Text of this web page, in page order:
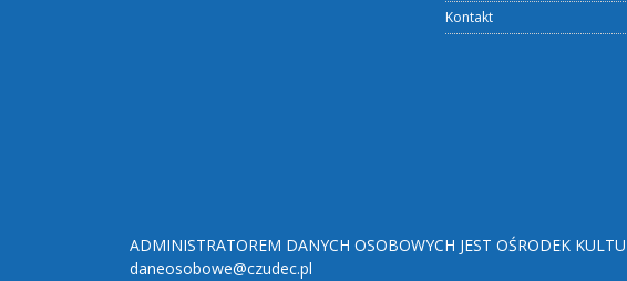
Kontakt
ADMINISTRATOREM DANYCH OSOBOWYCH JEST OŚRODEK
daneosobowe@czudec.pl